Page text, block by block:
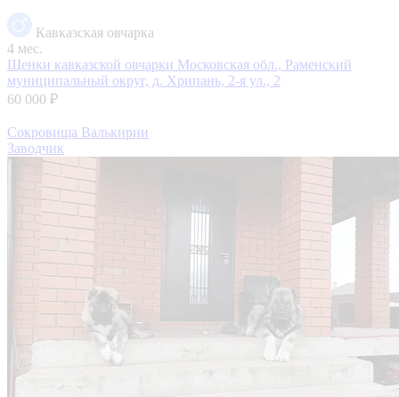
Кавказская овчарка
4 мес.
Щенки кавказской овчарки Московская обл., Раменский
муниципальный округ, д. Хрипань, 2-я ул., 2
60 000 ₽
Сокровища Валькирии
Заводчик